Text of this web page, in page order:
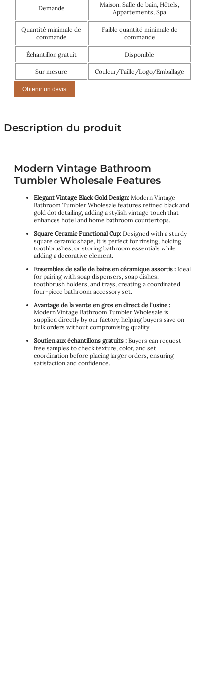
Demande
Maison, Salle de bain, Hôtels,
Appartements, Spa
Quantité minimale de
commande
Faible quantité minimale de
commande
Échantillon gratuit Disponible
Sur mesure Couleur/Taille/Logo/Emballage
Obtenir un devis
Description du produit
Modern Vintage Bathroom
Tumbler Wholesale Features
Elegant Vintage Black Gold Design: Modern Vintage
Bathroom Tumbler Wholesale features refined black and
gold dot detailing, adding a stylish vintage touch that
enhances hotel and home bathroom countertops.
Square Ceramic Functional Cup: Designed with a sturdy
square ceramic shape, it is perfect for rinsing, holding
toothbrushes, or storing bathroom essentials while
adding a decorative element.
Ensembles de salle de bains en céramique assortis : Ideal
for pairing with soap dispensers, soap dishes,
toothbrush holders, and trays, creating a coordinated
four-piece bathroom accessory set.
Avantage de la vente en gros en direct de l'usine :
Modern Vintage Bathroom Tumbler Wholesale is
supplied directly by our factory, helping buyers save on
bulk orders without compromising quality.
Soutien aux échantillons gratuits : Buyers can request
free samples to check texture, color, and set
coordination before placing larger orders, ensuring
satisfaction and confidence.